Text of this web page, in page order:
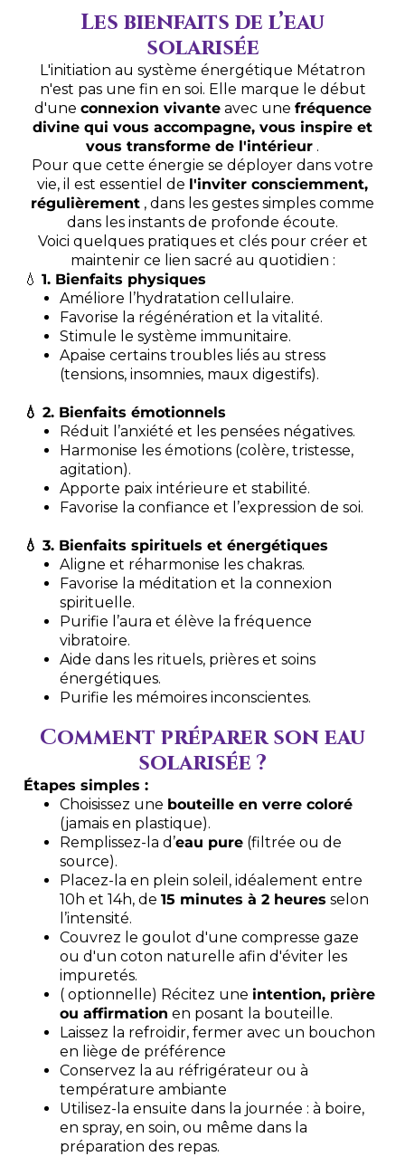
Les bienfaits de l’eau
solarisée
L'initiation au système énergétique Métatron
n'est pas une fin en soi. Elle marque le début
d'une connexion vivanteavec une fréquence
divine qui vous accompagne, vous inspire et
vous transforme de l'intérieur .
Pour que cette énergie se déployer dans votre
vie, il est essentiel de l'inviter consciemment,
régulièrement , dans les gestes simples comme
dans les instants de profonde écoute.
Voici quelques pratiques et clés pour créer et
maintenir ce lien sacré au quotidien :
💧 1. Bienfaits physiques
Améliore l’hydratation cellulaire.
Favorise la régénération et la vitalité.
Stimule le système immunitaire.
Apaise certains troubles liés au stress
(tensions, insomnies, maux digestifs).
💧 2. Bienfaits émotionnels
Réduit l’anxiété et les pensées négatives.
Harmonise les émotions (colère, tristesse,
agitation).
Apporte paix intérieure et stabilité.
Favorise la confiance et l’expression de soi.
💧 3. Bienfaits spirituels et énergétiques
Aligne et réharmonise les chakras.
Favorise la méditation et la connexion
spirituelle.
Purifie l’aura et élève la fréquence
vibratoire.
Aide dans les rituels, prières et soins
énergétiques.
Purifie les mémoires inconscientes.
Comment préparer son eau
solarisée ?
Étapes simples :
Choisissez une bouteille en verre coloré
(jamais en plastique).
Remplissez-la d’eau pure (filtrée ou de
source).
Placez-la en plein soleil, idéalement entre
10h et 14h, de 15 minutes à 2 heures selon
l’intensité.
Couvrez le goulot d'une compresse gaze
ou d'un coton naturelle afin d'éviter les
impuretés.
( optionnelle) Récitez une intention, prière
ou affirmation en posant la bouteille.
Laissez la refroidir, fermer avec un bouchon
en liège de préférence
Conservez la au réfrigérateur ou à
température ambiante
Utilisez-la ensuite dans la journée : à boire,
en spray, en soin, ou même dans la
préparation des repas.